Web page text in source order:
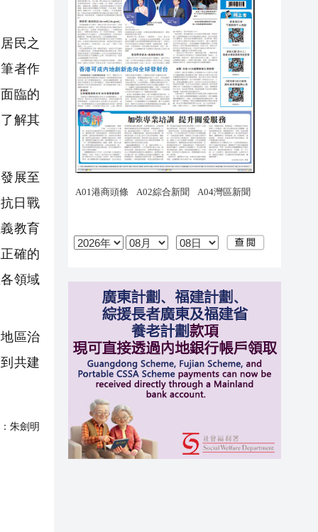
民之
者作
臨的
解其
展至
日戰
教育
確的
領域
區治
共建
朱劍明